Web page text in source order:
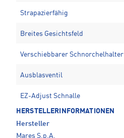
Strapazierfähig
Breites Gesichtsfeld
Verschiebbarer Schnorchelhalter
Ausblasventil
EZ-Adjust Schnalle
HERSTELLERINFORMATIONEN
Hersteller
Mares S.p.A.